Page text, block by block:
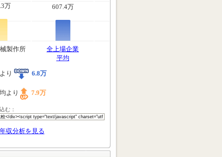
万 607.4万
製作所
全上場企業
平均
り 6.8万
より 7.9万
む：
収分析を見る